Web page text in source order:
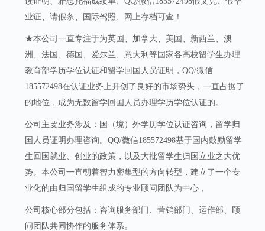
业证、请假条、国际驾照、网上存档可查！
★本公司一直专注于为英国、加拿大、美国、新西兰、澳
洲、法国、德国、爱尔兰、意大利等国家各高校留学生办理
教育部学历学位认证和留学回国人员证明，QQ/微信
185572498在认证业务上开创了良好的市场势头，一直占据了
的地位，成为无数留学回国人员办理学历学位认证的。
公司主要业务涉及：国（境）外学历学位认证咨询，留学归
国人员证明办理咨询。QQ/微信185572498基于国内鼓励留学
生回国就业、创业的政策，以及大批留学生归国立业之大优
势。本公司一直朝着智力密集型的方向转型，建立了一个专
业化的由归国留学生组成的专业顾问团队为中心，
公司核心部分包括：咨询服务部门、营销部门、运作部、顾
问团队共同协作的服务体系。